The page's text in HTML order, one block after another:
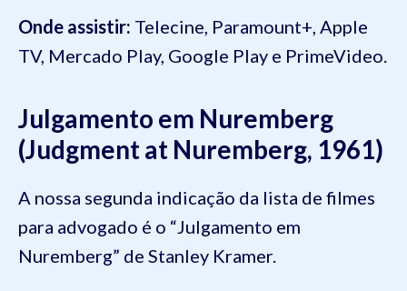
Onde assistir: Telecine, Paramount+, Apple
TV, Mercado Play, Google Play e PrimeVideo.
Julgamento em Nuremberg
(Judgment at Nuremberg, 1961)
A nossa segunda indicação da lista de filmes
para advogado é o “Julgamento em
Nuremberg” de Stanley Kramer.